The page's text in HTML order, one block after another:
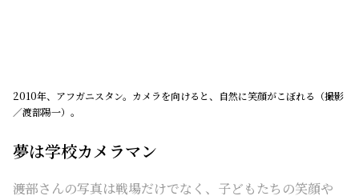
豊かな表情を捉えたものも多いですね。
戦闘が激しい最前線にも、そこで普通に暮らす家族がい
ることです。子どもが父母に感じる温かい気持ち、父母が